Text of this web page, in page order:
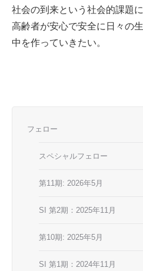
社会の到来という社会的課題
高齢者が安心で安全に日々の
中を作っていきたい。
フェロー
スペシャルフェロー
第11期: 2026年5月
SI 第2期：2025年11月
第10期: 2025年5月
SI 第1期：2024年11月